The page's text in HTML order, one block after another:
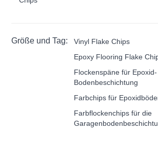
Größe und Tag:
Vinyl Flake Chips
Epoxy Flooring Flake
Flockenspäne für Epoxid-
Bodenbeschichtung
Farbchips für
Farbflockenchips für die